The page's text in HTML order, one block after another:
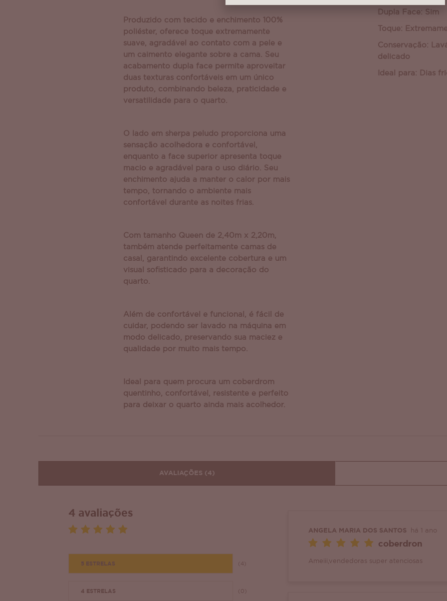
Produzido com tecido e enchimento 100%
poliéster, oferece toque extremamente
suave, agradável ao contato com a pele e
um caimento elegante sobre a cama. Seu
acabamento dupla face permite aproveitar
duas texturas confortáveis em um único
produto, combinando beleza, praticidade e
versatilidade para o quarto.
O lado em sherpa peludo proporciona uma
sensação acolhedora e confortável,
enquanto a face superior apresenta toque
macio e agradável para o uso diário. Seu
enchimento ajuda a manter o calor por mais
tempo, tornando o ambiente mais
confortável durante as noites frias.
Com tamanho Queen de 2,40m x 2,20m,
também atende perfeitamente camas de
casal, garantindo excelente cobertura e um
visual sofisticado para a decoração do
quarto.
Além de confortável e funcional, é fácil de
cuidar, podendo ser lavado na máquina em
modo delicado, preservando sua maciez e
qualidade por muito mais tempo.
Ideal para quem procura um coberdrom
quentinho, confortável, resistente e perfeito
para deixar o quarto ainda mais acolhedor.
Dupla Face: Sim
Toque:
Conservação:
delicado
Ideal para: Dias
AVALIAÇÕES (4)
4 avaliações
5 ESTRELAS (4)
4 ESTRELAS (0)
ANGELA MARIA DOS SANTOS há 1 ano
coberdron
Ameiii,vendedoras super atenciosas